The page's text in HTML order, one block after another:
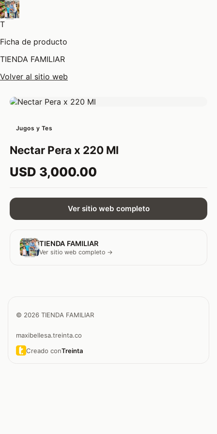
T
Ficha de producto
TIENDA FAMILIAR
Volver al sitio web
Jugos y Tes
Nectar Pera x 220 Ml
USD 3,000.00
Ver sitio web completo
TIENDA FAMILIAR
Ver sitio web completo →
© 2026 TIENDA FAMILIAR
maxibellesa.treinta.co
Creado conTreinta